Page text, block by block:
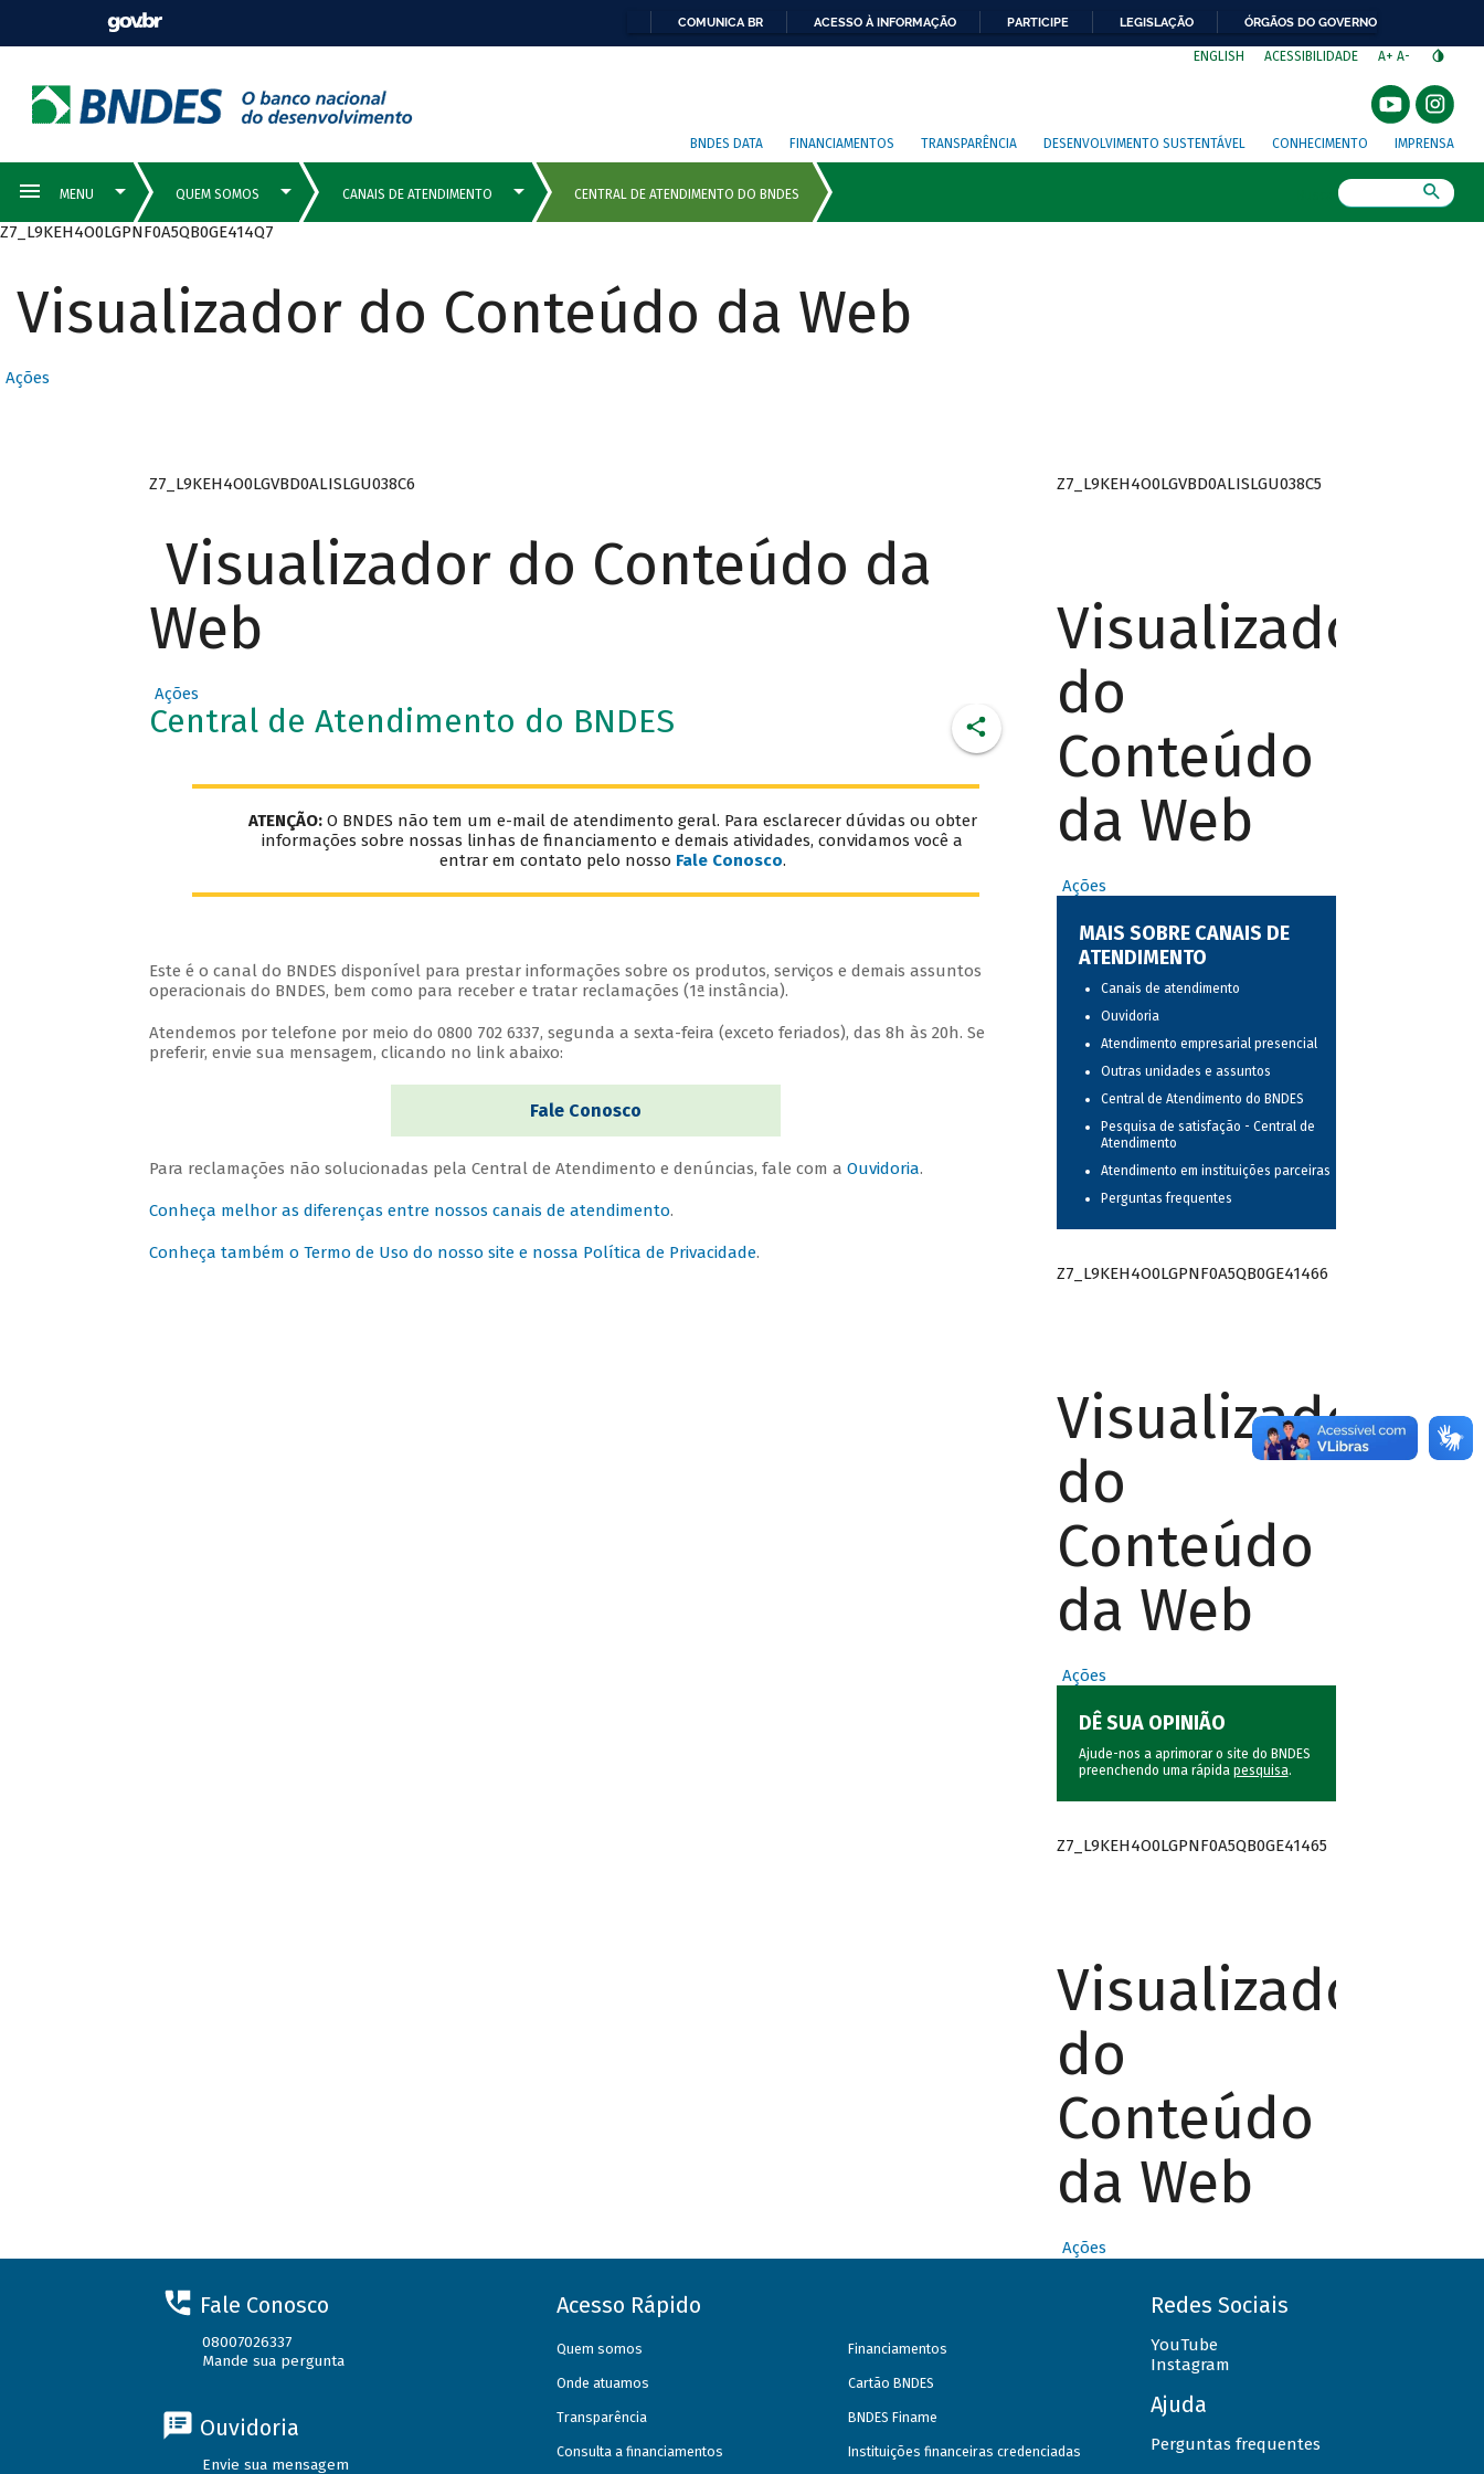
COMUNICA BR ACESSO À INFORMAÇÃO PARTICIPE LEGISLAÇÃO ÓRGÃOS DO GOVERNO
ENGLISH ACESSIBILIDADE A+ A-
BNDES DATA FINANCIAMENTOS TRANSPARÊNCIA DESENVOLVIMENTO SUSTENTÁVEL CONHECIMENTO IMPRENSA
Z7_L9KEH4O0LGPNF0A5QB0GE414Q7
Visualizador do Conteúdo da Web
Ações
Z7_L9KEH4O0LGVBD0ALISLGU038C6
Visualizador do Conteúdo da
Web
Ações
Central de Atendimento do BNDES
ATENÇÃO:O BNDES não tem um e-mail de atendimento geral. Para esclarecer dúvidas ou obter
informações sobre nossas linhas de financiamento e demais atividades, convidamos você a
entrar em contato pelo nosso Fale Conosco.
Este é o canal do BNDES disponível para prestar informações sobre os produtos, serviços e demais assuntos
operacionais do BNDES, bem como para receber e tratar reclamações (1ª instância).
Atendemos por telefone por meio do 0800 702 6337, segunda a sexta-feira (exceto feriados), das 8h às 20h. Se
preferir, envie sua mensagem, clicando no link abaixo:
Fale Conosco
Para reclamações não solucionadas pela Central de Atendimento e denúncias, fale com a Ouvidoria.
Conheça melhor as diferenças entre nossos canais de atendimento.
Conheça também o Termo de Uso do nosso site e nossa Política de Privacidade.
Z7_L9KEH4O0LGVBD0ALISLGU038C5
Visualizador
do
Conteúdo
da Web
Ações
MAIS SOBRE CANAIS DE
ATENDIMENTO
Canais de atendimento
Ouvidoria
Atendimento empresarial presencial
Outras unidades e assuntos
Central de Atendimento do BNDES
Pesquisa de satisfação - Central de
Atendimento
Atendimento em instituições parceiras
Perguntas frequentes
Z7_L9KEH4O0LGPNF0A5QB0GE41466
Visualizador
do
Conteúdo
da Web
Ações
DÊ SUA OPINIÃO
Ajude-nos a aprimorar o site do BNDES
preenchendo uma rápida pesquisa.
Z7_L9KEH4O0LGPNF0A5QB0GE41465
Visualizador
do
Conteúdo
da Web
Ações
Fale Conosco
08007026337
Mande sua pergunta
Ouvidoria
Envie sua mensagem
Acesso Rápido
Quem somos
Onde atuamos
Transparência
Consulta a financiamentos
Financiamentos
Cartão BNDES
BNDES Finame
Instituições financeiras credenciadas
Redes Sociais
YouTube
Instagram
Ajuda
Perguntas frequentes